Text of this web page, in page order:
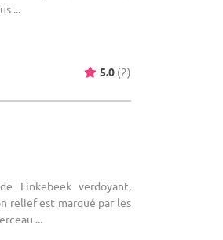
...
5.0 (2)
Linkebeek verdoyant,
relief est marqué par les
...